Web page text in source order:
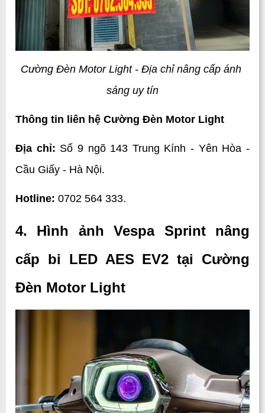
Cường Đèn Motor Light - Địa chỉ nâng cấp ánh
sáng uy tín
Thông tin liên hệ Cường Đèn Motor Light
Địa chỉ: Số 9 ngõ 143 Trung Kính - Yên Hòa -
Cầu Giấy - Hà Nội.
Hotline: 0702 564 333.
4. Hình ảnh Vespa Sprint nâng
cấp bi LED AES EV2 tại Cường
Đèn Motor Light